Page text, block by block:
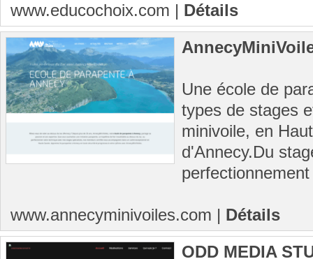
www.educochoix.com | Détails
Une école de
types de stages
minivoile, en
d'Annecy.Du
www.annecyminivoiles.com | Détails
ODD MEDIA